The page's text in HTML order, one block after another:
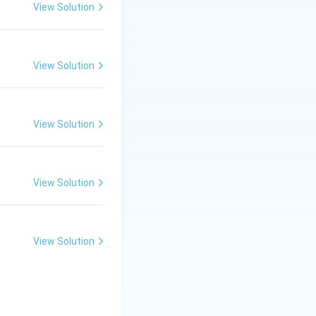
संगीत का रचनात्मक
और संरचनाओं की
के विभिन्न पहलुओं
View Solution
View Solution
View Solution
View Solution
View Solution